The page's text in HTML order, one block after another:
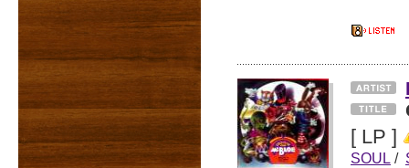
[ LP ]
SOUL /